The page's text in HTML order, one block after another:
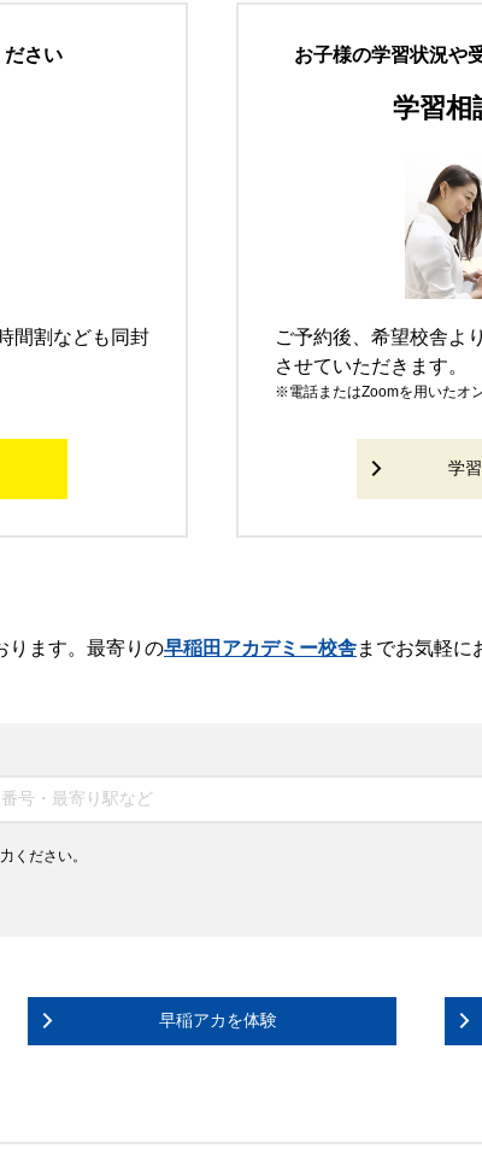
ださい
間割なども同封
お子様の学習状況や
学習相
ご予約後、希望校舎よ
させていただきます。
電話またはZoomを用いたオ
学
ります。最寄りの早稲田アカデミー校舎までお気軽に
ください。
早稲アカを体験